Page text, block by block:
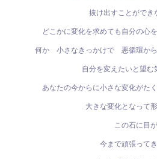
抜け出すことができ
どこかに変化を求めても自分の心
何か 小さなきっかけで 悪循環から
自分を変えたいと望む
あなたの今からに小さな変化がた
大きな変化となって
この石に目
今まで頑張って